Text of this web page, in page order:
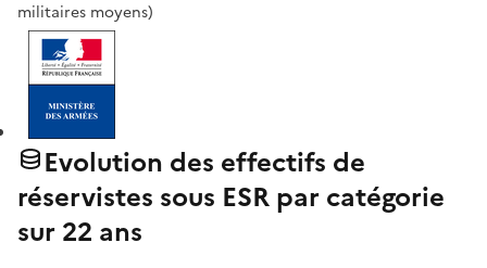
militaires moyens)
Evolution des effectifs de
réservistes sous ESR par catégorie
sur 22 ans